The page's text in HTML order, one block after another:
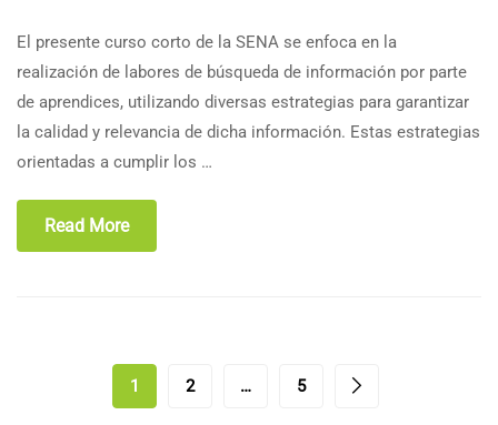
El presente curso corto de la SENA se enfoca en la
realización de labores de búsqueda de información por parte
de aprendices, utilizando diversas estrategias para garantizar
la calidad y relevancia de dicha información. Estas estrategias
orientadas a cumplir los …
Read More
1 2 … 5